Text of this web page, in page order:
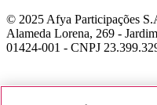
© 2025 Afya Participações
Alameda Lorena, 269 -
01424-001 - CNPJ